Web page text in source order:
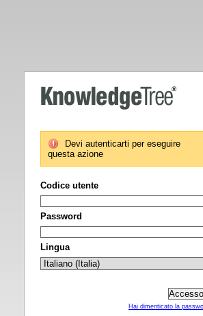
Devi autenticarti per eseguire
questa azione
Codice utente
Password
Lingua
Hai dimenticato la